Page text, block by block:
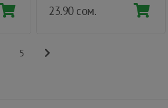
23.90 сом.
5